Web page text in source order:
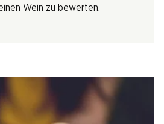
Wein zu bewerten.